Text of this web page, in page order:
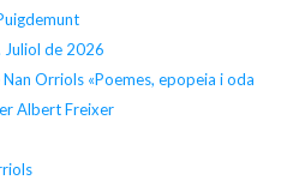
Juliol de 2026
Orriols «Poemes, epopeia i oda
Albert Freixer